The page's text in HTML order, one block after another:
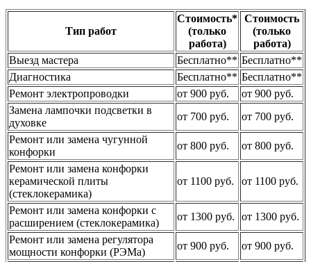
Тип работ
Стоимость*
(только
работа)
Стоимость
(только
работа)
Выезд мастера
Бесплатно** Бесплатно**
Диагностика
Бесплатно** Бесплатно**
Ремонт электропроводки
от 900 руб.
от 900 руб.
Замена лампочки подсветки в
духовке
от 700 руб.
от 700 руб.
Ремонт или замена чугунной
конфорки
от 800 руб.
от 800 руб.
Ремонт или замена конфорки
керамической плиты
(стеклокерамика)
от 1100 руб. от 1100 руб.
Ремонт или замена конфорки с
расширением (стеклокерамика)
от 1300 руб.
от 1300 руб.
Ремонт или замена регулятора
мощности конфорки (РЭМа)
от 900 руб.
от 900 руб.